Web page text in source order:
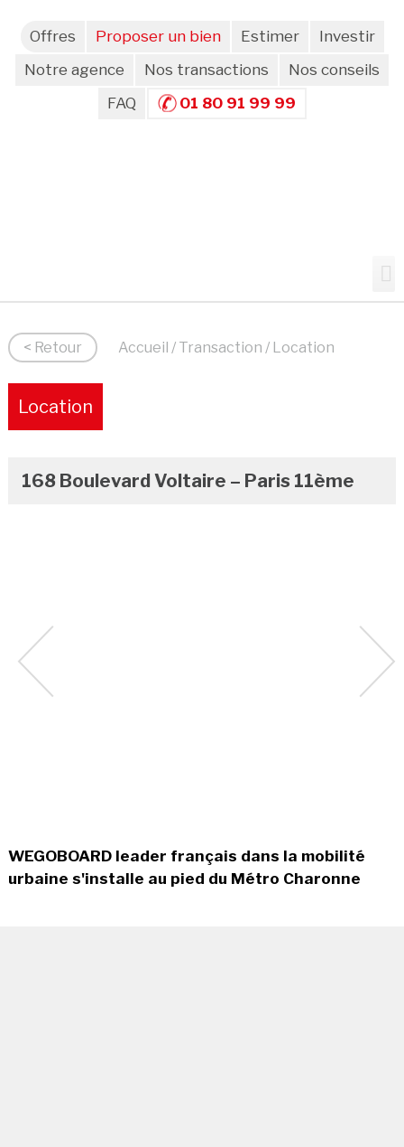
Offres Proposer un bien Estimer
Investir
Notre agence
Nos transactions
Nos conseils
FAQ
01 80 91 99 99
< Retour Accueil / Transaction / Location
Location
168 Boulevard Voltaire – Paris 11ème
WEGOBOARD leader français dans la mobilité
urbaine s'installe au pied du Métro Charonne